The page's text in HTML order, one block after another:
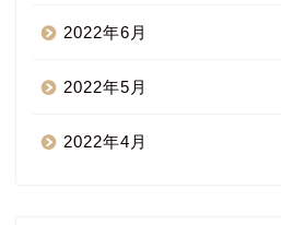
2022年6月
2022年5月
2022年4月